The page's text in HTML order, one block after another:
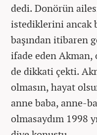
dedi. Donörün
istediklerini ancak
başından itibaren
ifade eden Akman,
de dikkati çekti.
olmasın, hayat
anne baba, anne-
olmasaydım 1998